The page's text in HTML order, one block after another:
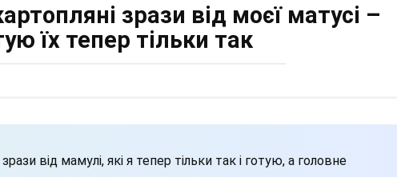
зрази від моєї матусі –
їх тепер тільки так
від мамулі, які я тепер тільки так і готую, а головне